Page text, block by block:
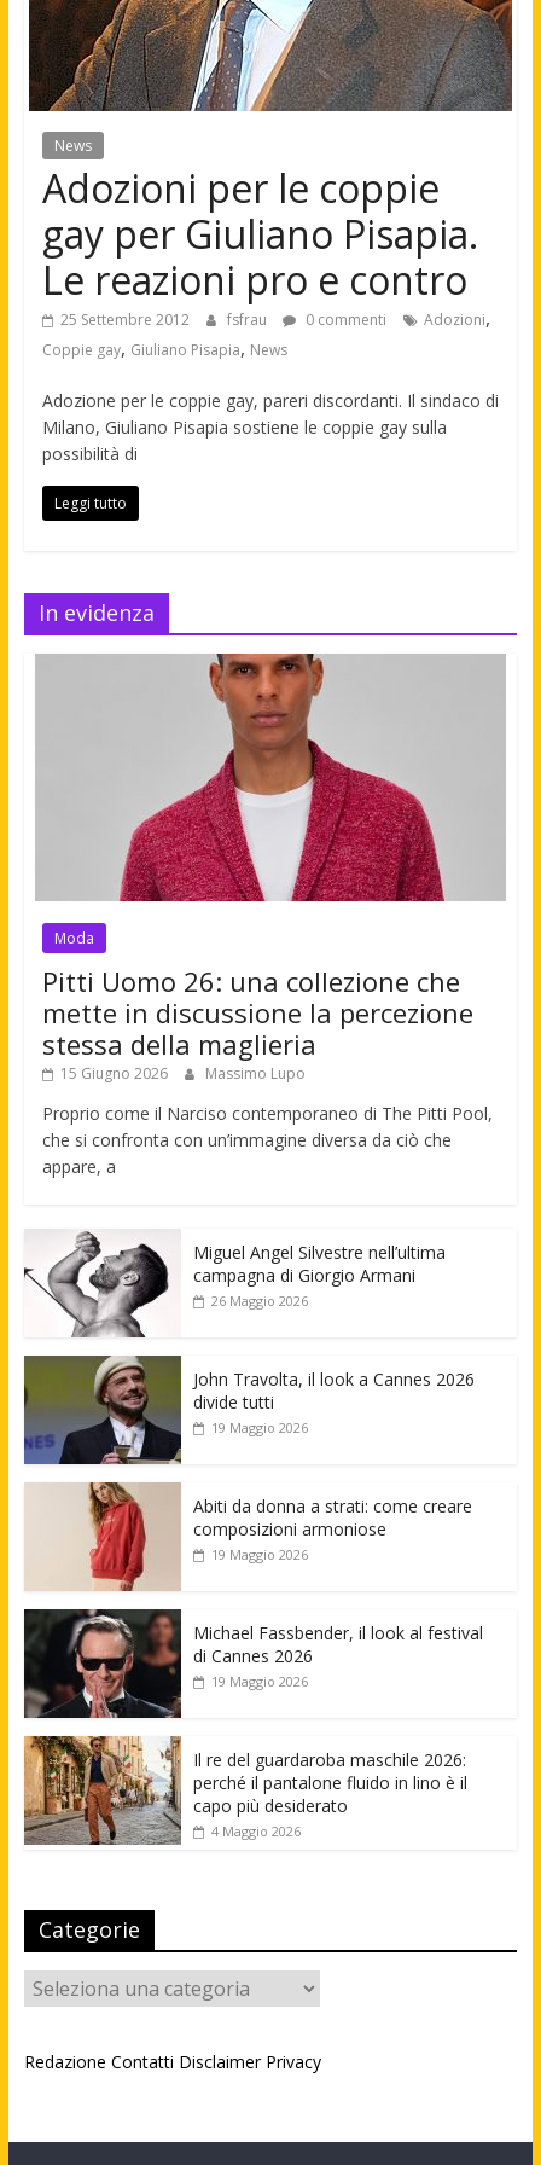
News
Adozioni per le coppie
gay per Giuliano Pisapia.
Le reazioni pro e contro
25 Settembre 2012 fsfrau 0 commenti Adozioni,
Coppie gay, Giuliano Pisapia, News
Adozione per le coppie gay, pareri discordanti. Il sindaco di
Milano, Giuliano Pisapia sostiene le coppie gay sulla
possibilità di
Leggi tutto
In evidenza
Moda
Pitti Uomo 26: una collezione che
mette in discussione la percezione
stessa della maglieria
15 Giugno 2026 Massimo Lupo
Proprio come il Narciso contemporaneo di The Pitti Pool,
che si confronta con un’immagine diversa da ciò che
appare, a
Miguel Angel Silvestre nell’ultima
campagna di Giorgio Armani
26 Maggio 2026
John Travolta, il look a Cannes 2026
divide tutti
19 Maggio 2026
Abiti da donna a strati: come creare
composizioni armoniose
19 Maggio 2026
Michael Fassbender, il look al festival
di Cannes 2026
19 Maggio 2026
Il re del guardaroba maschile 2026:
perché il pantalone fluido in lino è il
capo più desiderato
4 Maggio 2026
Categorie
Categorie
Redazione Contatti Disclaimer Privacy